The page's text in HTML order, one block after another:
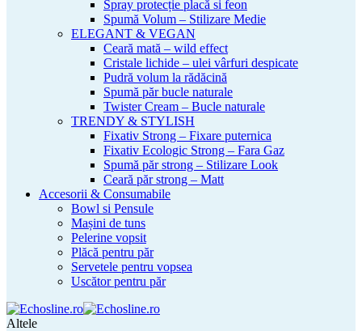
Spray protecție placă si feon
Spumă Volum – Stilizare Medie
ELEGANT & VEGAN
Ceară mată – wild effect
Cristale lichide – ulei vârfuri despicate
Pudră volum la rădăcină
Spumă păr bucle naturale
Twister Cream – Bucle naturale
TRENDY & STYLISH
Fixativ Strong – Fixare puternica
Fixativ Ecologic Strong – Fara Gaz
Spumă păr strong – Stilizare Look
Ceară păr strong – Matt
Accesorii & Consumabile
Bowl si Pensule
Mașini de tuns
Pelerine vopsit
Plăcă pentru păr
Servetele pentru vopsea
Uscător pentru păr
Altele